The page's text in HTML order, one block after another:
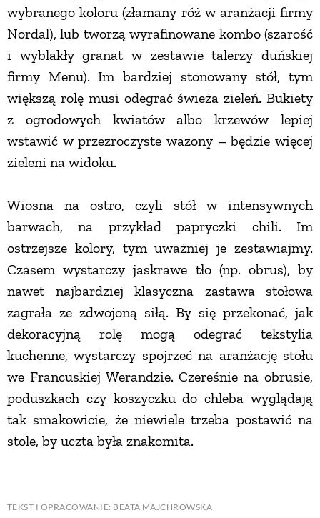
wybranego koloru (złamany róż w aranżacji firmy
Nordal), lub tworzą wyrafinowane kombo (szarość
i wyblakły granat w zestawie talerzy duńskiej
firmy Menu). Im bardziej stonowany stół, tym
większą rolę musi odegrać świeża zieleń. Bukiety
z ogrodowych kwiatów albo krzewów lepiej
wstawić w przezroczyste wazony – będzie więcej
zieleni na widoku.
Wiosna na ostro, czyli stół w intensywnych
barwach, na przykład papryczki chili. Im
ostrzejsze kolory, tym uważniej je zestawiajmy.
Czasem wystarczy jaskrawe tło (np. obrus), by
nawet najbardziej klasyczna zastawa stołowa
zagrała ze zdwojoną siłą. By się przekonać, jak
dekoracyjną rolę mogą odegrać tekstylia
kuchenne, wystarczy spojrzeć na aranżację stołu
we Francuskiej Werandzie. Czereśnie na obrusie,
poduszkach czy koszyczku do chleba wyglądają
tak smakowicie, że niewiele trzeba postawić na
stole, by uczta była znakomita.
TEKST I OPRACOWANIE: BEATA MAJCHROWSKA